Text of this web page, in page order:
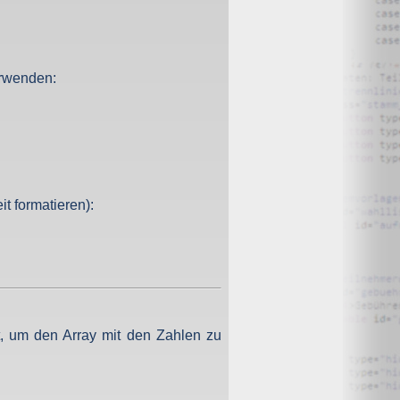
aufgehoben werden, sind sie solange von der
zu.
Besuch der Website durch die einzelnen Seiten
Benötigt wird der Cookie allerdings auch nur,
formatieren):
um den Array mit den Zahlen zu